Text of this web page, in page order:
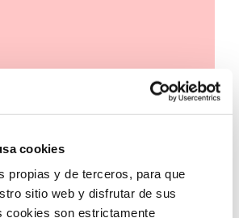
cookies
propias y de terceros, para que
sitio web y disfrutar de sus
cookies son estrictamente